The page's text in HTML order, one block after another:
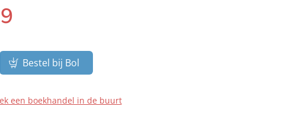
Bestel bij Bol
een boekhandel in de buurt